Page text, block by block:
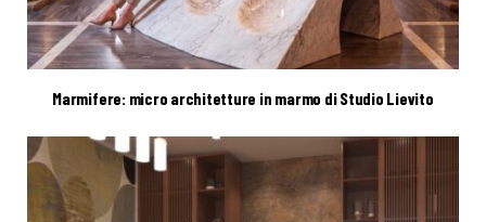
Marmifere: micro architetture in marmo di Studio Lievito